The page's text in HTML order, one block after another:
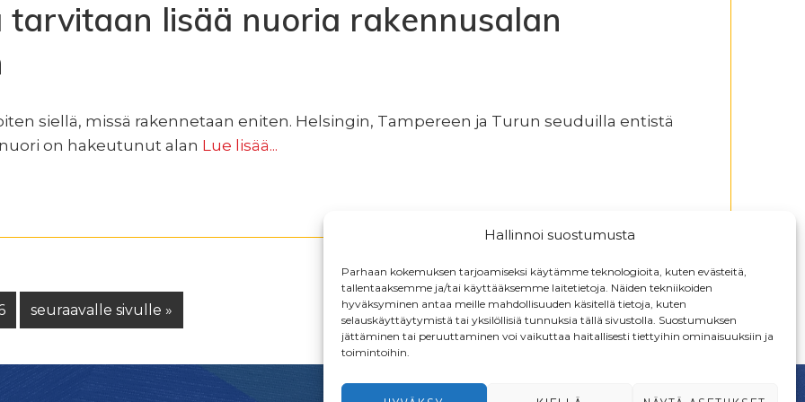
Hallinnoi suostumusta
Parhaan kokemuksen tarjoamiseksi käytämme teknologioita, kuten evästeitä,
tallentaaksemme ja/tai käyttääksemme laitetietoja. Näiden tekniikoiden
hyväksyminen antaa meille mahdollisuuden käsitellä tietoja, kuten
selauskäyttäytymistä tai yksilöllisiä tunnuksia tällä sivustolla. Suostumuksen
jättäminen tai peruuttaminen voi vaikuttaa haitallisesti tiettyihin ominaisuuksiin ja
toimintoihin.
tarvitaan lisää nuoria rakennusalan
siellä, missä rakennetaan eniten. Helsingin, Tampereen ja Turun seuduilla entistä
on hakeutunut alan Lue lisää...
Siirry
seuraavalle sivulle »